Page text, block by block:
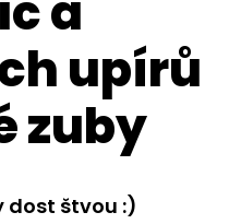
upírů
zuby
dost štvou :)